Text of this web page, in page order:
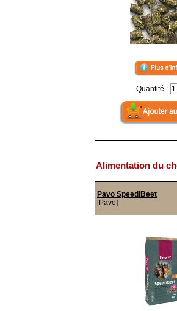
Quantité :
Alimentation du
Pavo SpeediBeet
[Pavo]